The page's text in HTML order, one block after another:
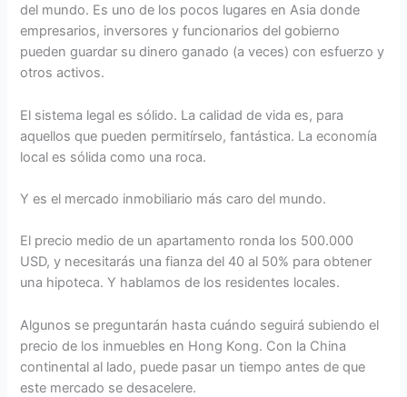
del mundo. Es uno de los pocos lugares en Asia donde
empresarios, inversores y funcionarios del gobierno
pueden guardar su dinero ganado (a veces) con esfuerzo y
otros activos.
El sistema legal es sólido. La calidad de vida es, para
aquellos que pueden permitírselo, fantástica. La economía
local es sólida como una roca.
Y es el mercado inmobiliario más caro del mundo.
El precio medio de un apartamento ronda los 500.000
USD, y necesitarás una fianza del 40 al 50% para obtener
una hipoteca. Y hablamos de los residentes locales.
Algunos se preguntarán hasta cuándo seguirá subiendo el
precio de los inmuebles en Hong Kong. Con la China
continental al lado, puede pasar un tiempo antes de que
este mercado se desacelere.